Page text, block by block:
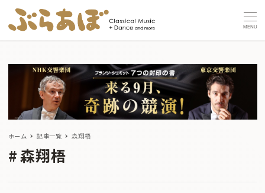
MENU
ホーム 記事一覧 森翔梧
森翔梧